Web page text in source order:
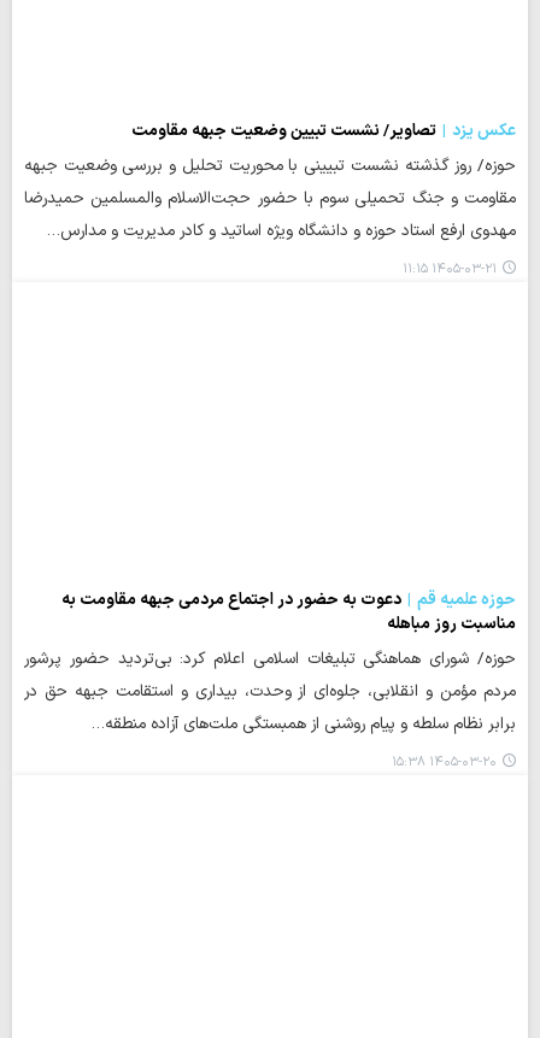
عکس یزد
تصاویر/ نشست تبیین وضعیت جبهه مقاومت
حوزه/ روز گذشته نشست تبیینی با محوریت تحلیل و بررسی وضعیت جبهه
مقاومت و جنگ تحمیلی سوم با حضور حجت‌الاسلام والمسلمین حمیدرضا
مهدوی ارفع استاد حوزه و دانشگاه ویژه اساتید و کادر مدیریت و مدارس…
۱۴۰۵-۰۳-۲۱ ۱۱:۱۵
حوزه علمیه قم
دعوت به حضور در اجتماع مردمی جبهه مقاومت به
مناسبت روز مباهله
حوزه/ شورای هماهنگی تبلیغات اسلامی اعلام کرد: بی‌تردید حضور پرشور
مردم مؤمن و انقلابی، جلوه‌ای از وحدت، بیداری و استقامت جبهه حق در
برابر نظام سلطه و پیام روشنی از همبستگی ملت‌های آزاده منطقه…
۱۴۰۵-۰۳-۲۰ ۱۵:۳۸